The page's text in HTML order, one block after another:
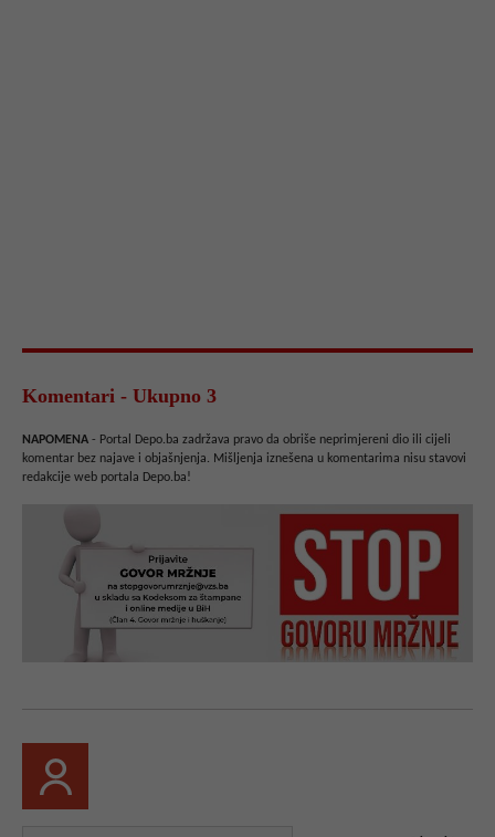
Komentari - Ukupno 3
NAPOMENA - Portal Depo.ba zadržava pravo da obriše neprimjereni dio ili cijeli
komentar bez najave i objašnjenja. Mišljenja iznešena u komentarima nisu stavovi
redakcije web portala Depo.ba!